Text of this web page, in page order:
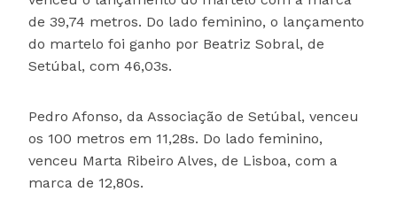
de 39,74 metros. Do lado feminino, o lançamento
do martelo foi ganho por Beatriz Sobral, de
Setúbal, com 46,03s.
Pedro Afonso, da Associação de Setúbal, venceu
os 100 metros em 11,28s. Do lado feminino,
venceu Marta Ribeiro Alves, de Lisboa, com a
marca de 12,80s.